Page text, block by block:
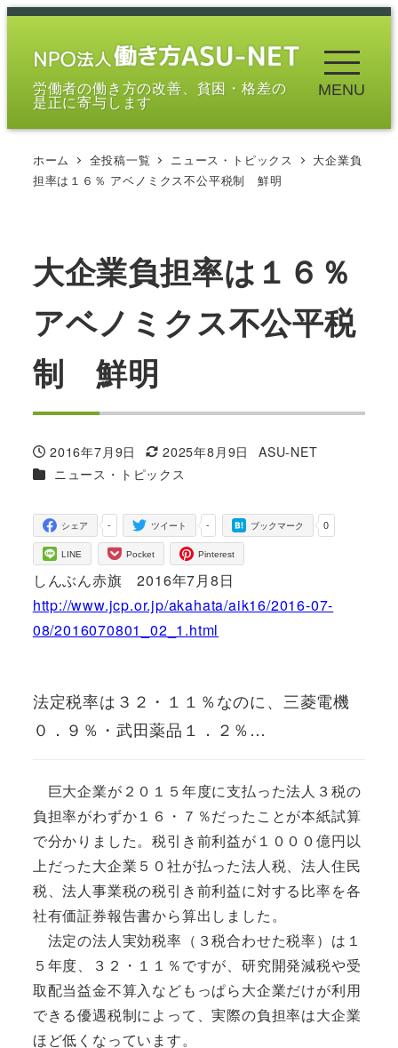
メ
労働者の働き方の改善、貧困・格差の
是正に寄与します
MENU
ホーム 全投稿一覧 ニュース・トピックス
大企業負
担率は１６％ アベノミクス不公平税制 鮮明
大企業負担率は１６％
アベノミクス不公平税
制 鮮明
投稿日
2016年7月9日
更新日
2025年8月9日
著
ASU-NET
カテゴリー
ニュース・トピックス
-
シェア -
ツイート 0
ブックマーク
LINE Pocket Pinterest
しんぶん赤旗 2016年7月8日
http://www.jcp.or.jp/akahata/aik16/2016-07-
08/2016070801_02_1.html
法定税率は３２・１１％なのに、三菱電機
０．９％・武田薬品１．２％…
巨大企業が２０１５年度に支払った法人３税の
負担率がわずか１６・７％だったことが本紙試算
で分かりました。税引き前利益が１０００億円以
上だった大企業５０社が払った法人税、法人住民
税、法人事業税の税引き前利益に対する比率を各
社有価証券報告書から算出しました。
法定の法人実効税率（３税合わせた税率）は１
５年度、３２・１１％ですが、研究開発減税や受
取配当益金不算入などもっぱら大企業だけが利用
できる優遇税制によって、実際の負担率は大企業
ほど低くなっています。